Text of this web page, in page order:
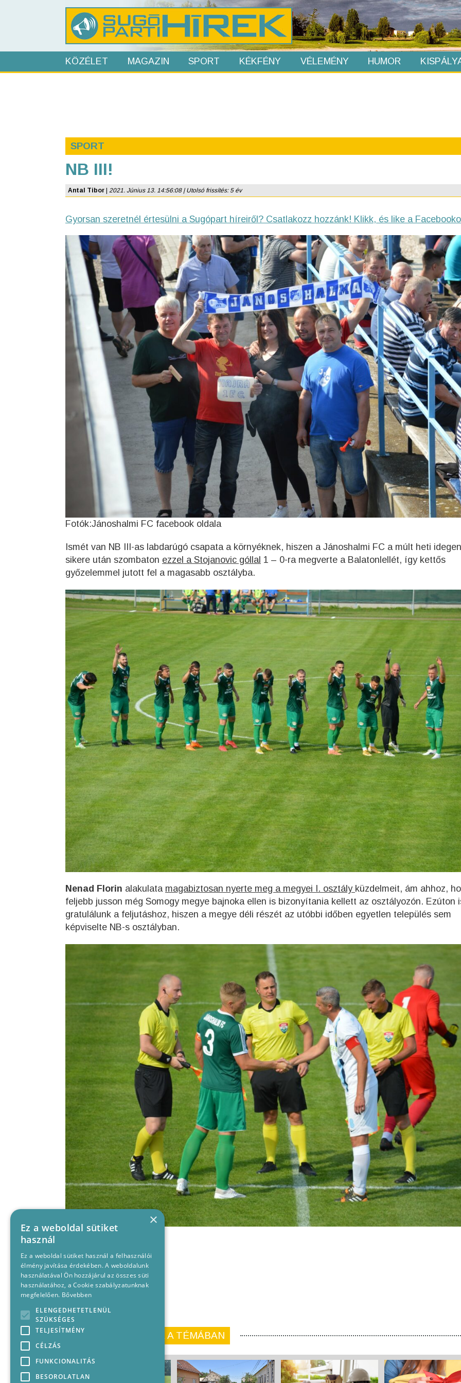
KÖZÉLET MAGAZIN SPORT KÉKFÉNY VÉLEMÉNY HUMOR
SPORT
NB III!
Antal Tibor 2021. Június 13. 14:56:08 | Utolsó frissítés: 5 év
Gyorsan szeretnél értesülni a Sugópart híreiről? Csatlakozz hozzánk! Klikk, és like a
Fotók:Jánoshalmi FC facebook oldala
Ismét van NB III-as labdarúgó csapata a környéknek, hiszen a Jánoshalmi FC a múlt heti
sikere után szombaton ezzel a Stojanovic góllal 1 – 0-ra megverte a Balatonlellét, így kettős
győzelemmel jutott fel a magasabb osztályba.
Nenad Florin alakulata magabiztosan nyerte meg a megyei I. osztály küzdelmeit, ám ahhoz,
feljebb jusson még Somogy megye bajnoka ellen is bizonyítania kellett az osztályozón. Ezúton
gratulálunk a feljutáshoz, hiszen a megye déli részét az utóbbi időben egyetlen település sem
képviselte NB-s osztályban.
KORÁBBI CIKKEINK A TÉMÁBAN
×
Ez a weboldal sütiket
használ
Ez a weboldal sütiket használ a felhasználói
élmény javítása érdekében. A weboldalunk
használatával Ön hozzájárul az összes süti
használatához, a Cookie szabályzatunknak
megfelelően. Bővebben
ELENGEDHETETLENÜL
SZÜKSÉGES
TELJESÍTMÉNY
CÉLZÁS
FUNKCIONALITÁS
BESOROLATLAN